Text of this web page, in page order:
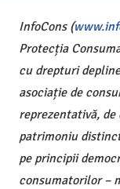
InfoCons (
Protecția
cu drepturi
asociație de
reprezentativă,
patrimoniu
pe principii
consumatorilor –